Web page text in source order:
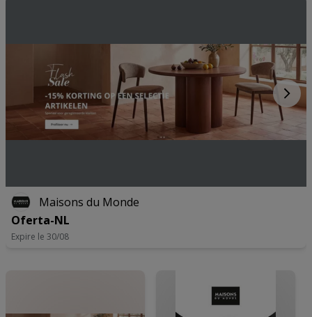
Maisons du Monde
Oferta-NL
Expire le 30/08
advertentie- en contentmetingen, doelgroepenonderzoek en
Partnerlijst (derden)